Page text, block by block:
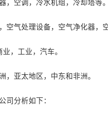
，空调，冷水机组，冷却塔等。
空气处理设备，空气净化器，
，工业，汽车。
，亚太地区，中东和非洲。
司分析如下：